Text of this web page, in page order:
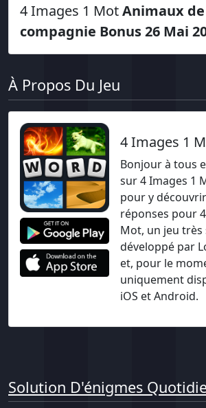
4 Images 1 MotAnimaux de
compagnie Bonus 26 Mai
À Propos Du Jeu
4 Images 1
Bonjour à tous
sur 4 Images 1
pour y
réponses pour
Mot, un jeu
développé par
et, pour le
uniquement
iOS et Android.
Solution D'énigmes